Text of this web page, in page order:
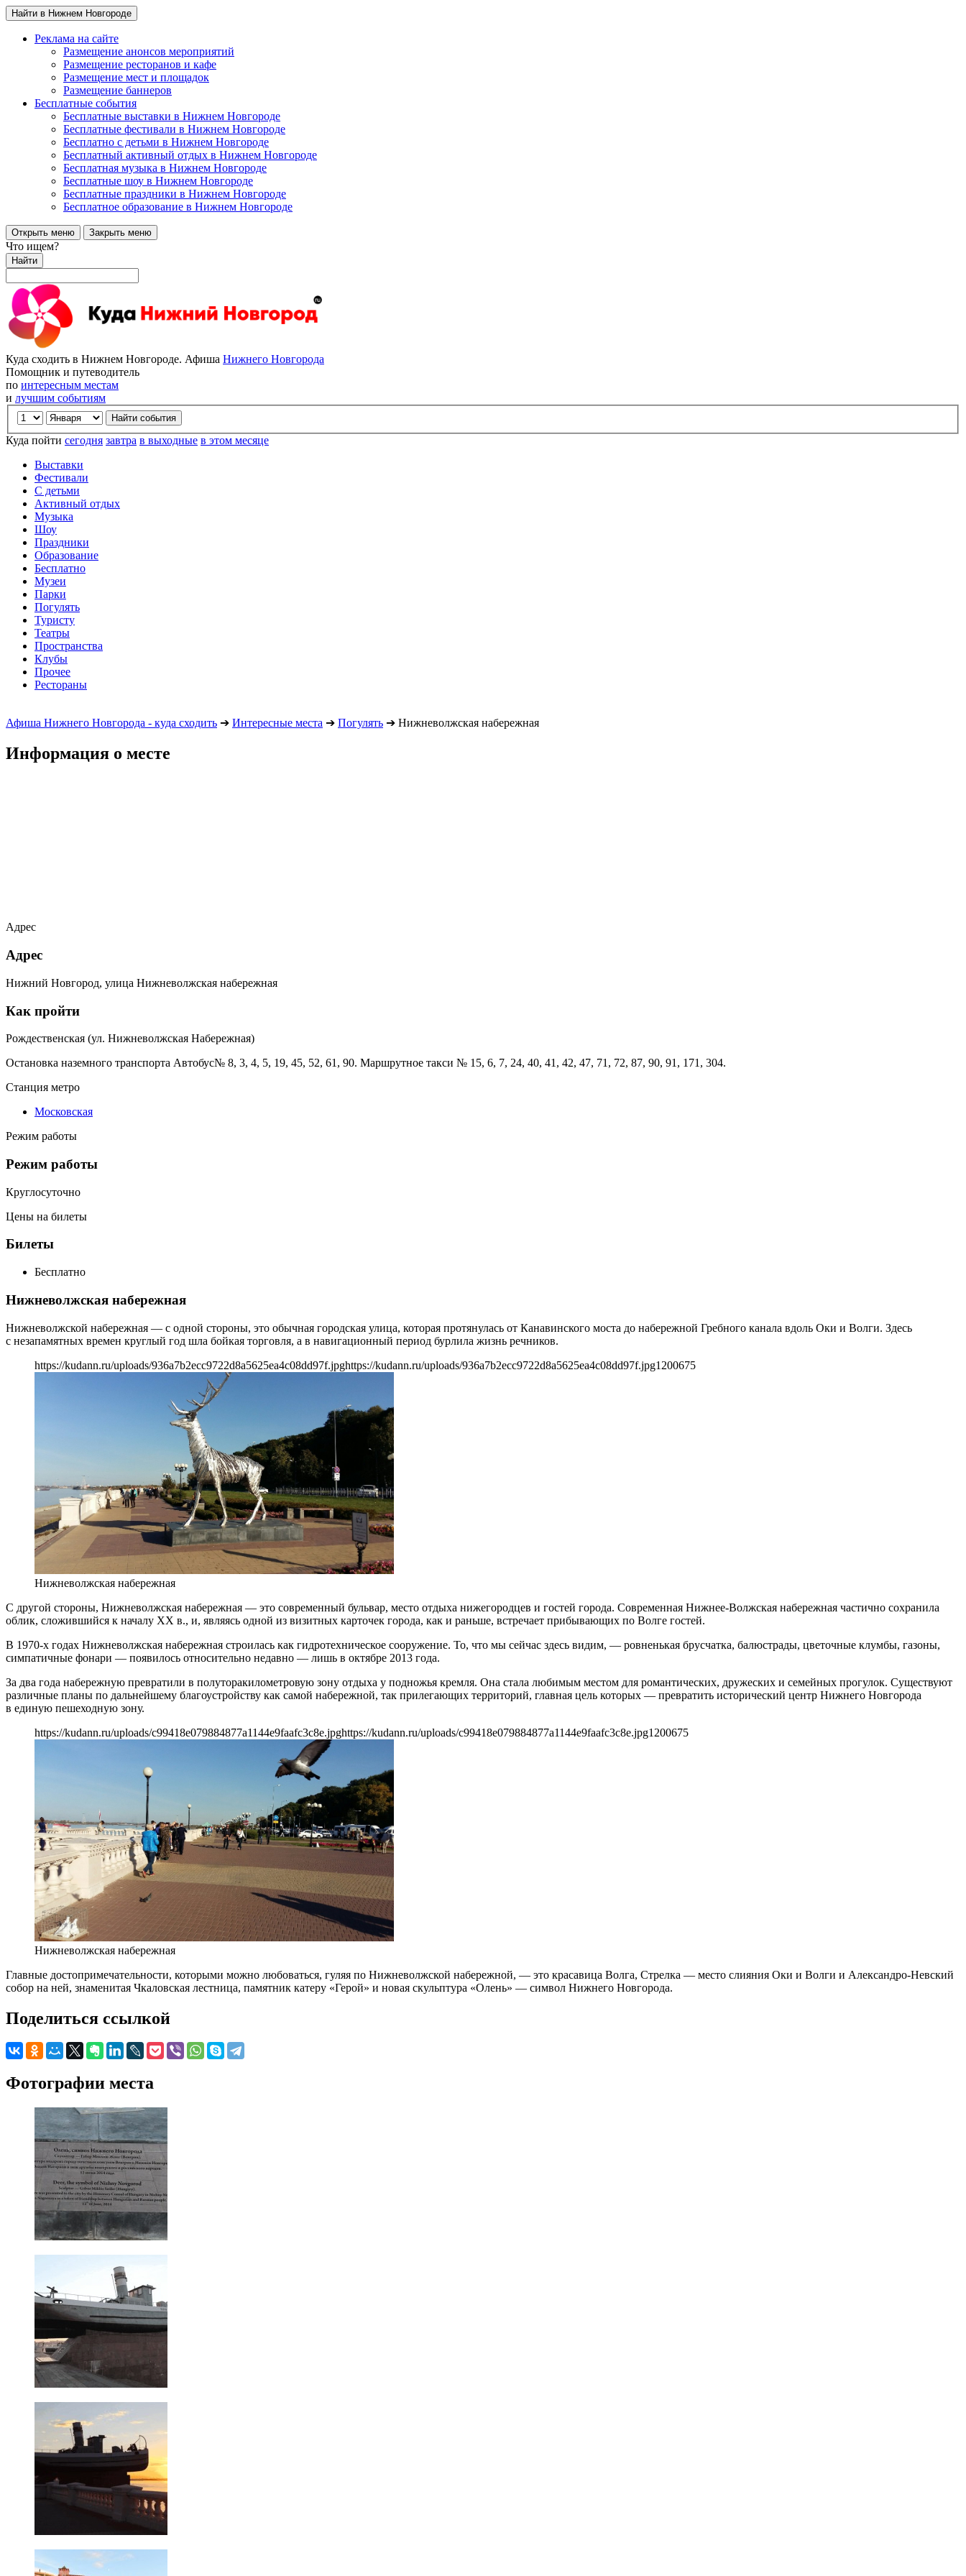
Найти в Нижнем Новгороде
Реклама на сайте
Размещение анонсов мероприятий
Размещение ресторанов и кафе
Размещение мест и площадок
Размещение баннеров
Бесплатные события
Бесплатные выставки в Нижнем Новгороде
Бесплатные фестивали в Нижнем Новгороде
Бесплатно с детьми в Нижнем Новгороде
Бесплатный активный отдых в Нижнем Новгороде
Бесплатная музыка в Нижнем Новгороде
Бесплатные шоу в Нижнем Новгороде
Бесплатные праздники в Нижнем Новгороде
Бесплатное образование в Нижнем Новгороде
Открыть меню Закрыть меню
Что ищем?
Найти
Куда сходить в Нижнем Новгороде. Афиша Нижнего Новгорода
Помощник и путеводитель
по интересным местам
и лучшим событиям
Куда пойти сегодня завтра в выходные в этом месяце
Выставки
Фестивали
С детьми
Активный отдых
Музыка
Шоу
Праздники
Образование
Бесплатно
Музеи
Парки
Погулять
Туристу
Театры
Пространства
Клубы
Прочее
Рестораны
Афиша Нижнего Новгорода - куда сходить ➔ Интересные места ➔ Погулять ➔ Нижневолжская набережная
Информация о месте
Адрес
Адрес
Нижний Новгород, улица Нижневолжская набережная
Как пройти
Рождественская (ул. Нижневолжская Набережная)
Остановка наземного транспорта Автобус№ 8, 3, 4, 5, 19, 45, 52, 61, 90. Маршрутное такси № 15, 6, 7, 24, 40, 41, 42, 47, 71, 72, 87, 90, 91, 171, 304.
Станция метро
Московская
Режим работы
Режим работы
Круглосуточно
Цены на билеты
Билеты
Бесплатно
Нижневолжская набережная
Нижневолжской набережная — с одной стороны, это обычная городская улица, которая протянулась от Канавинского моста до набережной Гребного канала вдоль Оки и Волги. Здесь
с незапамятных времен круглый год шла бойкая торговля, а в навигационный период бурлила жизнь речников.
https://kudann.ru/uploads/936a7b2ecc9722d8a5625ea4c08dd97f.jpghttps://kudann.ru/uploads/936a7b2ecc9722d8a5625ea4c08dd97f.jpg1200675
Нижневолжская набережная
С другой стороны, Нижневолжская набережная — это современный бульвар, место отдыха нижегородцев и гостей города. Современная Нижнее-Волжская набережная частично сохранила
облик, сложившийся к началу XX в., и, являясь одной из визитных карточек города, как и раньше, встречает прибывающих по Волге гостей.
В 1970-х годах Нижневолжская набережная строилась как гидротехническое сооружение. То, что мы сейчас здесь видим, — ровненькая брусчатка, балюстрады, цветочные клумбы, газоны,
симпатичные фонари — появилось относительно недавно — лишь в октябре 2013 года.
За два года набережную превратили в полуторакилометровую зону отдыха у подножья кремля. Она стала любимым местом для романтических, дружеских и семейных прогулок. Существуют
различные планы по дальнейшему благоустройству как самой набережной, так прилегающих территорий, главная цель которых — превратить исторический центр Нижнего Новгорода
в единую пешеходную зону.
https://kudann.ru/uploads/c99418e079884877a1144e9faafc3c8e.jpghttps://kudann.ru/uploads/c99418e079884877a1144e9faafc3c8e.jpg1200675
Нижневолжская набережная
Главные достопримечательности, которыми можно любоваться, гуляя по Нижневолжской набережной, — это красавица Волга, Стрелка — место слияния Оки и Волги и Александро-Невский
собор на ней, знаменитая Чкаловская лестница, памятник катеру «Герой» и новая скульптура «Олень» — символ Нижнего Новгорода.
Поделиться ссылкой
Фотографии места